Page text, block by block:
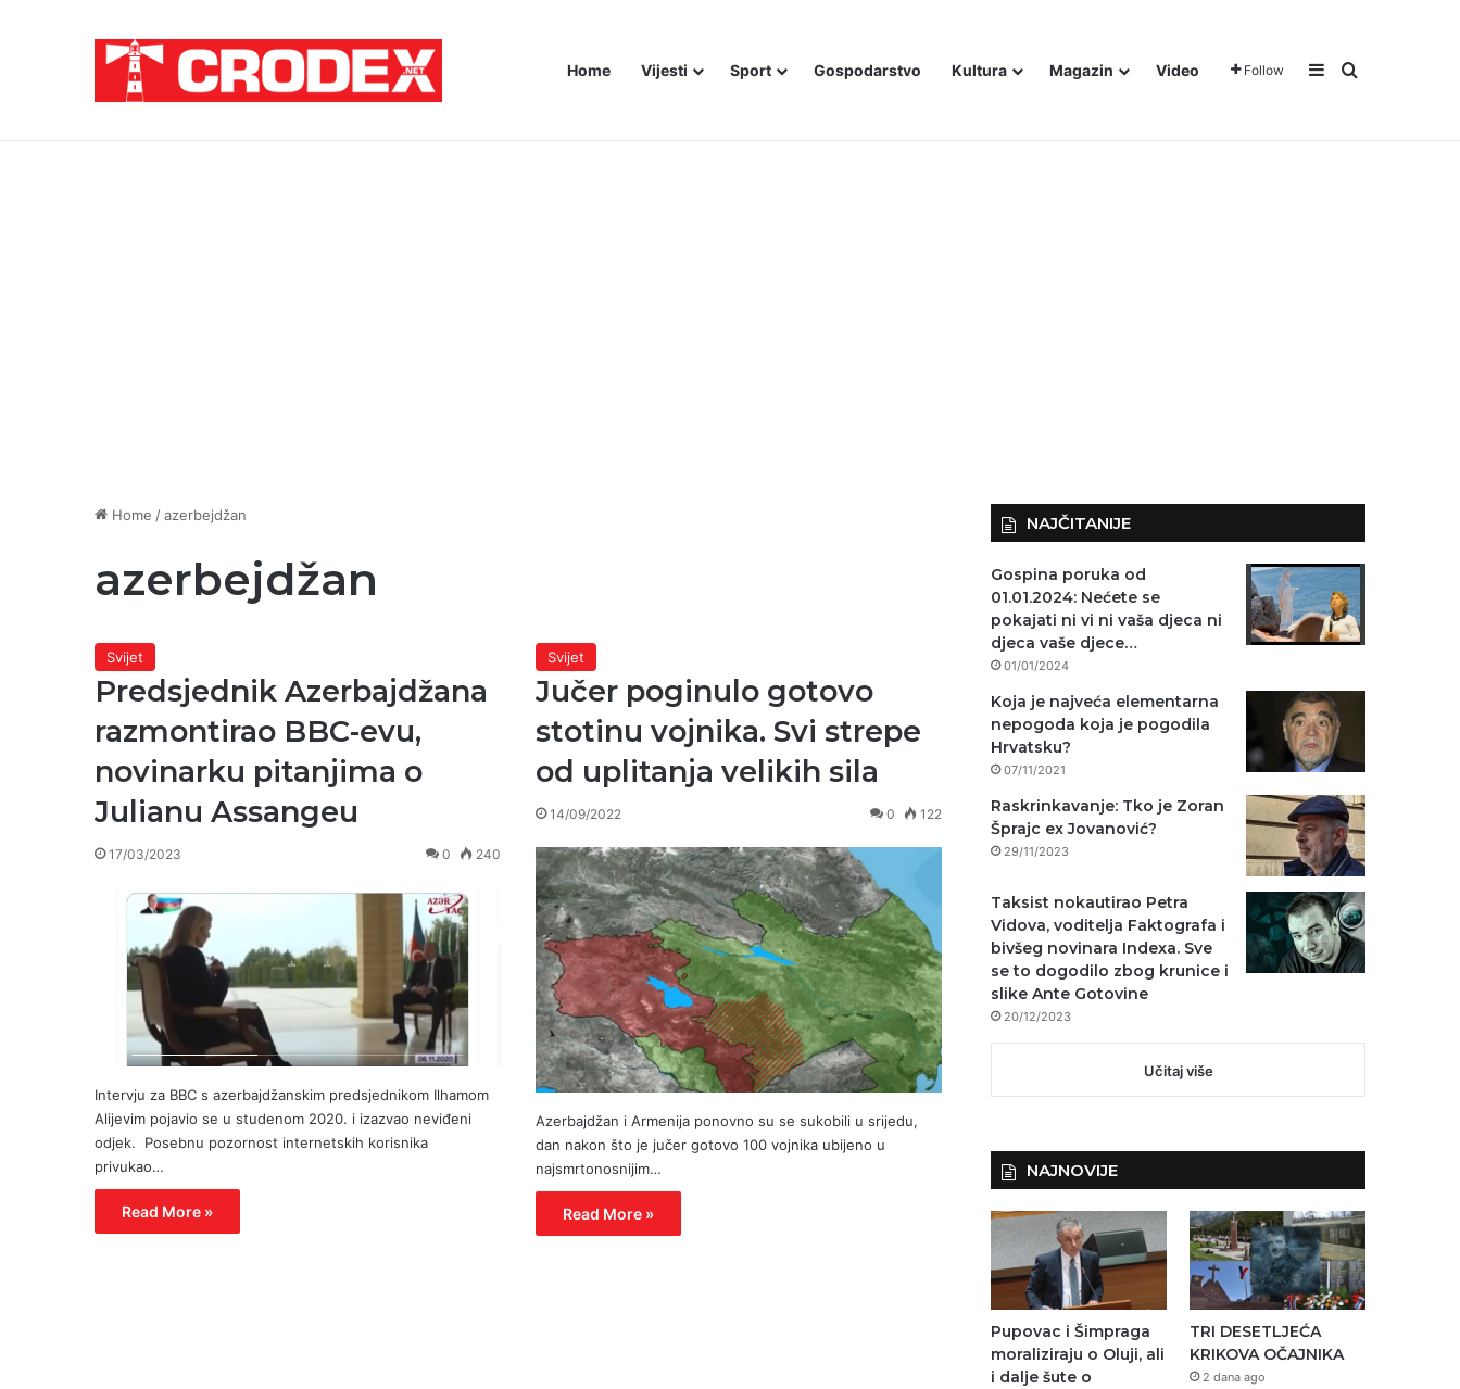
Home Vijesti Sport Gospodarstvo Kultura Magazin Video Follow Sidebar
Traži
Home /azerbejdžan
azerbejdžan
Svijet
Predsjednik Azerbajdžana
razmontirao BBC-evu,
novinarku pitanjima o
Julianu Assangeu
17/03/2023 0 240
Intervju za BBC s azerbajdžanskim predsjednikom Ilhamom
Alijevim pojavio se u studenom 2020. i izazvao neviđeni
odjek. Posebnu pozornost internetskih korisnika
privukao…
Read More »
Svijet
Jučer poginulo gotovo
stotinu vojnika. Svi strepe
od uplitanja velikih sila
14/09/2022 0 122
Azerbajdžan i Armenija ponovno su se sukobili u srijedu,
dan nakon što je jučer gotovo 100 vojnika ubijeno u
najsmrtonosnijim…
Read More »
NAJČITANIJE
Gospina poruka od
01.01.2024: Nećete se
pokajati ni vi ni vaša djeca ni
djeca vaše djece…
01/01/2024
Koja je najveća elementarna
nepogoda koja je pogodila
Hrvatsku?
07/11/2021
Raskrinkavanje: Tko je Zoran
Šprajc ex Jovanović?
29/11/2023
Taksist nokautirao Petra
Vidova, voditelja Faktografa i
bivšeg novinara Indexa. Sve
se to dogodilo zbog krunice i
slike Ante Gotovine
20/12/2023
Učitaj više
NAJNOVIJE
Pupovac i Šimpraga
moraliziraju o Oluji, ali
i dalje šute o
TRI DESETLJEĆA
KRIKOVA OČAJNIKA
2 dana ago